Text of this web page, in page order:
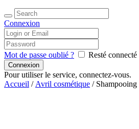
Connexion
Mot de passe oublié ? Resté connecté
Pour utiliser le service, connectez-vous.
Accueil / Avril cosmétique /